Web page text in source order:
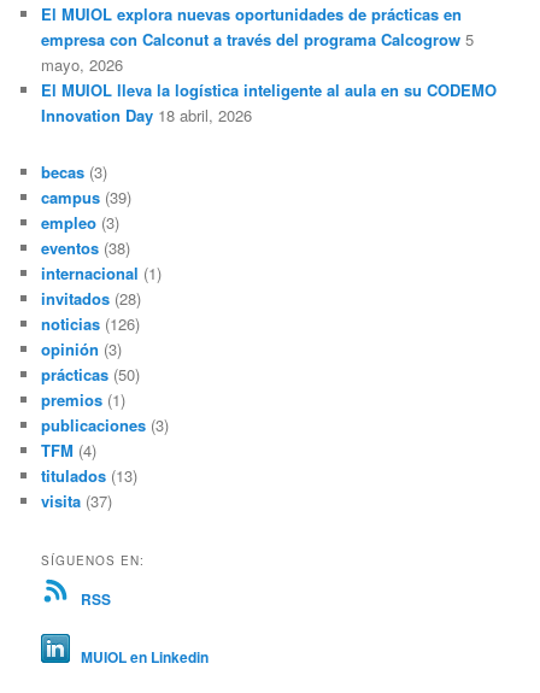
El MUIOL explora nuevas oportunidades de prácticas en
empresa con Calconut a través del programa Calcogrow 5
mayo, 2026
El MUIOL lleva la logística inteligente al aula en su CODEMO
Innovation Day 18 abril, 2026
becas (3)
campus (39)
empleo (3)
eventos (38)
internacional (1)
invitados (28)
noticias (126)
opinión (3)
prácticas (50)
premios (1)
publicaciones (3)
TFM (4)
titulados (13)
visita (37)
SÍGUENOS EN:
RSS
MUIOL en Linkedin